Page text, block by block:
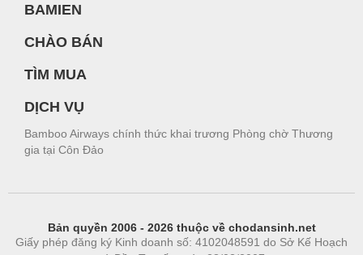
BAMIEN
CHÀO BÁN
TÌM MUA
DỊCH VỤ
Bamboo Airways chính thức khai trương Phòng chờ Thương
gia tại Côn Đảo
Bản quyền 2006 - 2026 thuộc về chodansinh.net
Giấy phép đăng ký Kinh doanh số: 4102048591 do Sở Kế Hoạch